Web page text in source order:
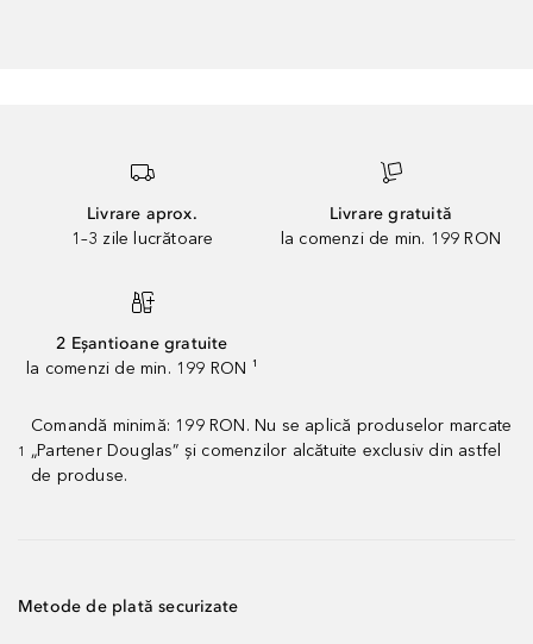
Livrare aprox.
1–3 zile lucrătoare
Livrare gratuită
la comenzi de min. 199 RON
2 Eșantioane gratuite
la comenzi de min. 199 RON ¹
1
Comandă minimă: 199 RON. Nu se aplică produselor marcate
„Partener Douglas” și comenzilor alcătuite exclusiv din astfel
de produse.
Metode de plată securizate